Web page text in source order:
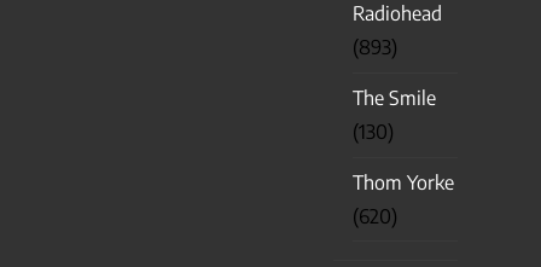
Radiohead
(893)
The Smile
(130)
Thom Yorke
(620)